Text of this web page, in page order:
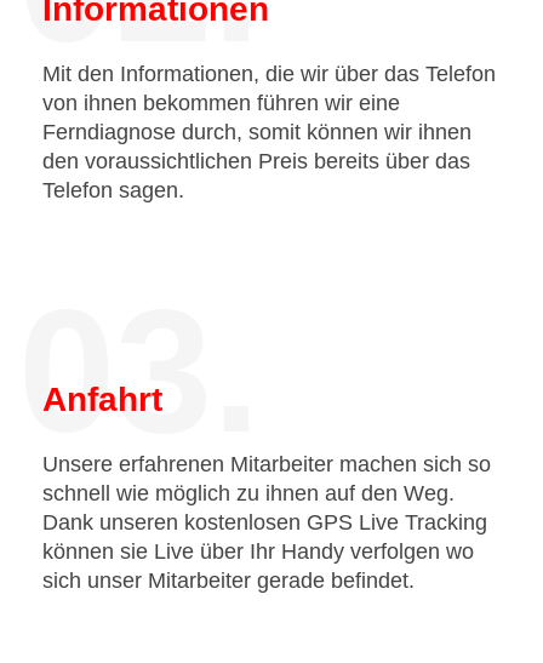
Informationen
Mit den Informationen, die wir über das Telefon
von ihnen bekommen führen wir eine
Ferndiagnose durch, somit können wir ihnen
den voraussichtlichen Preis bereits über das
Telefon sagen.
03.
Anfahrt
Unsere erfahrenen Mitarbeiter machen sich so
schnell wie möglich zu ihnen auf den Weg.
Dank unseren kostenlosen GPS Live Tracking
können sie Live über Ihr Handy verfolgen wo
sich unser Mitarbeiter gerade befindet.